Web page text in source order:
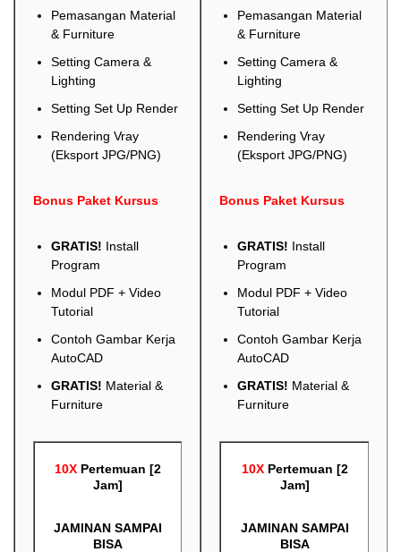
Pemasangan Material
& Furniture
Setting Camera &
Lighting
Setting Set Up Render
Rendering Vray
(Eksport JPG/PNG)
Bonus Paket Kursus
GRATIS! Install
Program
Modul PDF + Video
Tutorial
Contoh Gambar Kerja
AutoCAD
GRATIS! Material &
Furniture
10X Pertemuan [2
Jam]
JAMINAN SAMPAI
BISA
Pemasangan Material
& Furniture
Setting Camera &
Lighting
Setting Set Up Render
Rendering Vray
(Eksport JPG/PNG)
Bonus Paket Kursus
GRATIS! Install
Program
Modul PDF + Video
Tutorial
Contoh Gambar Kerja
AutoCAD
GRATIS! Material &
Furniture
10X Pertemuan [2
Jam]
JAMINAN SAMPAI
BISA